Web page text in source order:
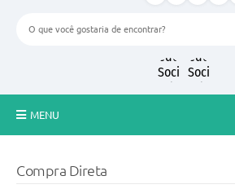
MENU
Compra Direta